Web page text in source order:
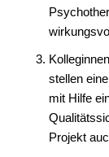
stellen
mit Hilfe
Projekt